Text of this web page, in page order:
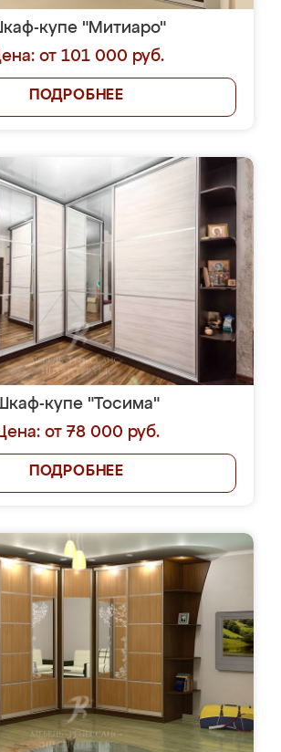
купе "Митиаро"
от 101 000 руб.
ПОДРОБНЕЕ
купе "Тосима"
от 78 000 руб.
ПОДРОБНЕЕ